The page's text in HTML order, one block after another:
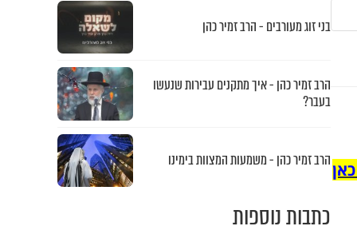
בני זוג מעורבים - הרב זמיר כהן
הרב זמיר כהן - איך מתקנים עבירות שנעשו
בעבר?
הרב זמיר כהן - משמעות המצוות בימינו
כתבות נוספות